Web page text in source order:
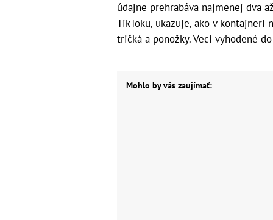
údajne prehrabáva najmenej dva
TikToku, ukazuje, ako v kontajneri
tričká a ponožky. Veci vyhodené
Mohlo by vás zaujímať: